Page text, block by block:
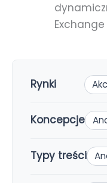
Exchange
Rynki
Koncepcje
Typy treści